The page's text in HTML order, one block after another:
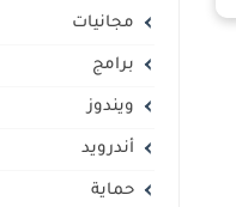
مجانيات
برامج
ويندوز
أندرويد
حماية